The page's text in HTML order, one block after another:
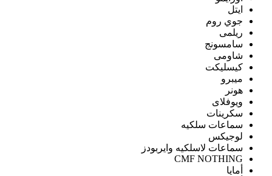
ايتل
جوي روم
ريلمى
سامسونج
شاومى
كيسليكت
ميبرو
هونر
ويوفلاى
سكرينات
سماعات سلكيه
لوجيكس
سماعات لاسلكيه وايربودز
CMF NOTHING
أمايا